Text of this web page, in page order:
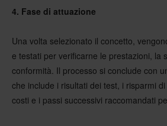
4. Fase di attuazione
Una volta selezionato il concetto,
e testati per verificarne le prestazioni, la
conformità. Il processo si conclude con
che include i risultati dei test, i risparmi
costi e i passi successivi raccomandati